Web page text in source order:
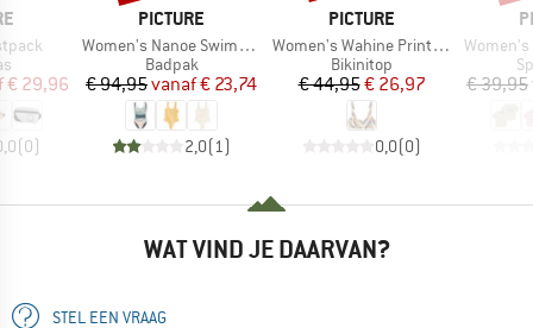
prijs
€ 29,96
(0)
MERK
PICTURE
Artikel
Women's Nanoe Swimsuit
Productgroep
Badpak
Prijs
€ 94,95 Verlaagde prijs
vanaf€ 23,74
2,0(1)
MERK
PICTURE
Artikel
Women's Wahine Printed Top
Productgroep
Bikinitop
Prijs
€ 44,95Verlaagde prijs
€ 26,97
0,0(0)
Artikel
Women's
€ 39,95
WAT VIND JE DAARVAN?
STEL EEN VRAAG